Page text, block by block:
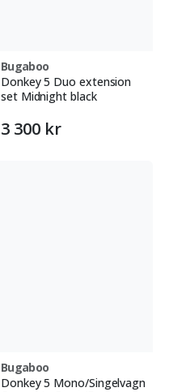
Bugaboo
Donkey 5 Duo extension
set Midnight black
3 300 kr
Bugaboo
Donkey 5 Mono/Singelvagn